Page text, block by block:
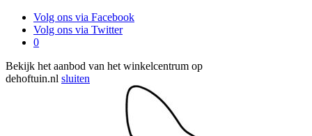
Volg ons via Facebook
Volg ons via Twitter
0
Bekijk het aanbod van het winkelcentrum op
dehoftuin.nl sluiten